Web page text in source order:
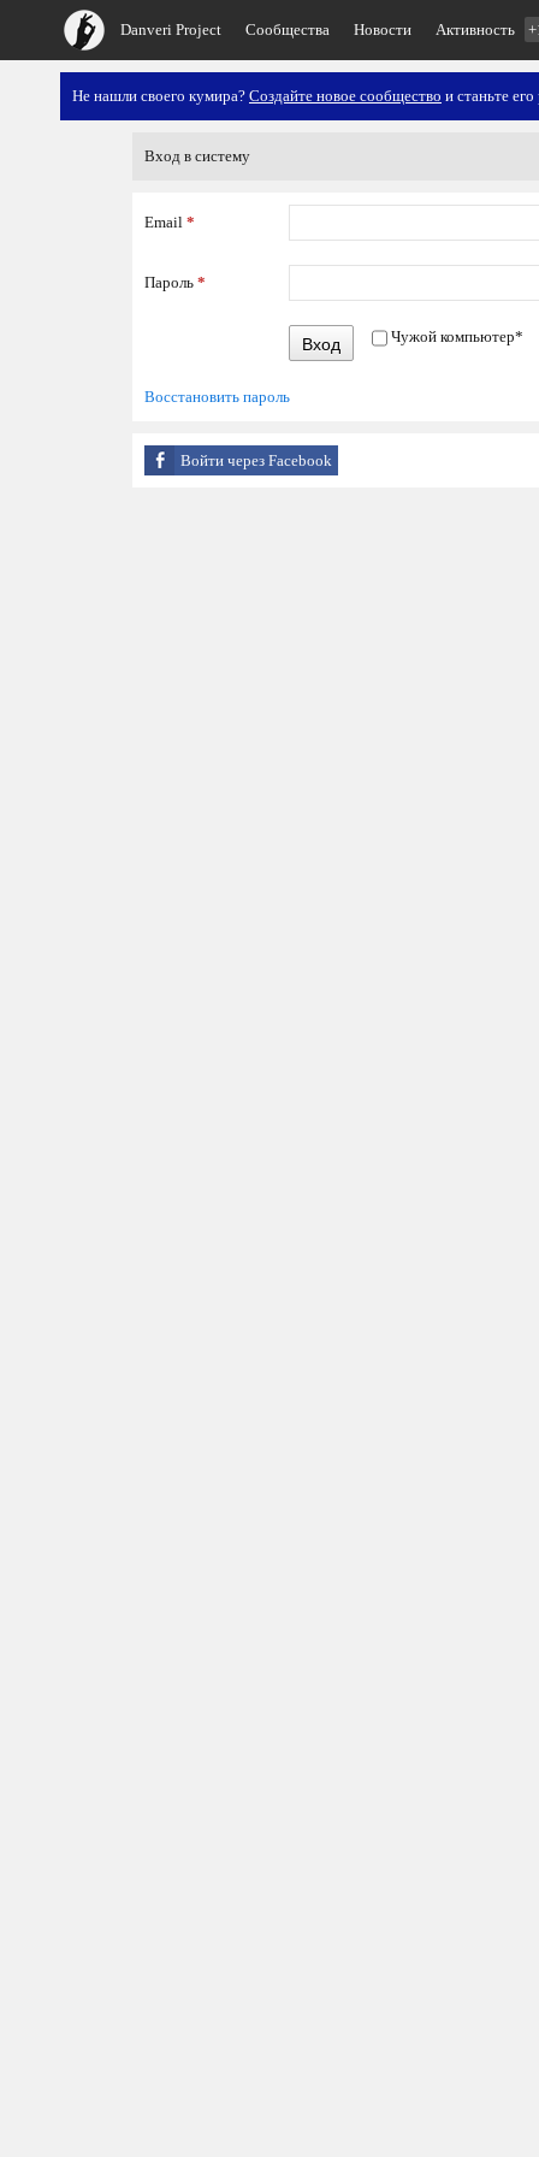
Danveri Project Сообщества Новости Активность
Не нашли своего кумира? Создайте новое сообщество и станьте
Вход в систему
Email *
Пароль *
Вход Чужой компьютер*
Восстановить пароль
Войти через Facebook